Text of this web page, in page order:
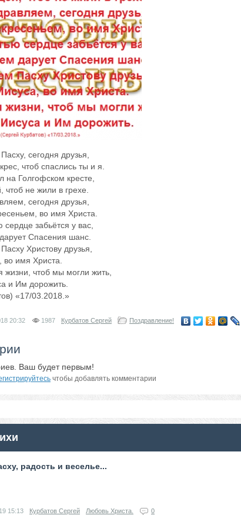
сегодня друзья,
чтоб спаслись ты и я.
на Голгофском кресте,
не жили в грехе.
сегодня друзья,
во имя Христа.
сердце забьётся у вас,
Спасения шанс.
Христову друзья,
имя Христа.
жизни, чтоб мы могли жить,
и Им дорожить.
«17/03.2018.»
20:32 1987 Курбатов Сергей Поздравление!
Ваш будет первым!
чтобы добавлять комментарии
радость и веселье...
15:13 Курбатов Сергей Любовь Христа. 0